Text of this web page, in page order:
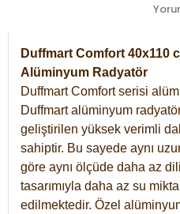
Duffmart Comfort 40x110
Alüminyum Radyatör
Duffmart Comfort serisi
Duffmart alüminyum
geliştirilen yüksek verimli
sahiptir. Bu sayede aynı
göre aynı ölçüde daha az
tasarımıyla daha az su
edilmektedir. Özel